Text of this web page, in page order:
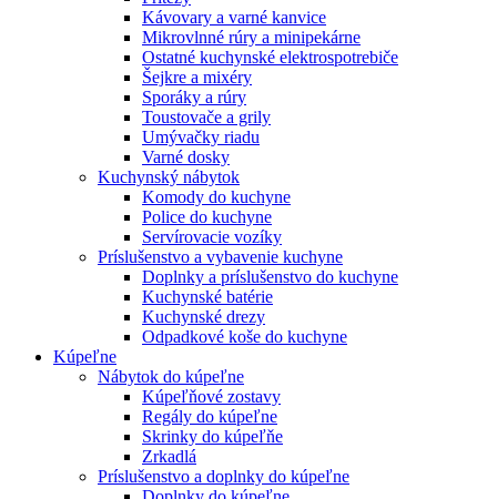
Kávovary a varné kanvice
Mikrovlnné rúry a minipekárne
Ostatné kuchynské elektrospotrebiče
Šejkre a mixéry
Sporáky a rúry
Toustovače a grily
Umývačky riadu
Varné dosky
Kuchynský nábytok
Komody do kuchyne
Police do kuchyne
Servírovacie vozíky
Príslušenstvo a vybavenie kuchyne
Doplnky a príslušenstvo do kuchyne
Kuchynské batérie
Kuchynské drezy
Odpadkové koše do kuchyne
Kúpeľne
Nábytok do kúpeľne
Kúpeľňové zostavy
Regály do kúpeľne
Skrinky do kúpeľňe
Zrkadlá
Príslušenstvo a doplnky do kúpeľne